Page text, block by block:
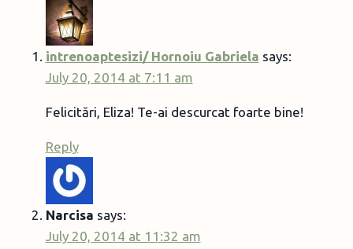
intrenoaptesizi/ Hornoiu Gabriela says:
July 20, 2014 at 7:11 am
Felicitări, Eliza! Te-ai descurcat foarte bine!
Reply
Narcisa says:
July 20, 2014 at 11:32 am